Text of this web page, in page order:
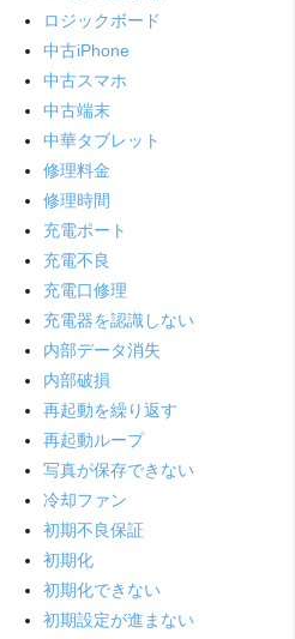
ロジックボード
中古iPhone
中古スマホ
中古端末
中華タブレット
修理料金
修理時間
充電ポート
充電不良
充電口修理
充電器を認識しない
内部データ消失
内部破損
再起動を繰り返す
再起動ループ
写真が保存できない
冷却ファン
初期不良保証
初期化
初期化できない
初期設定が進まない